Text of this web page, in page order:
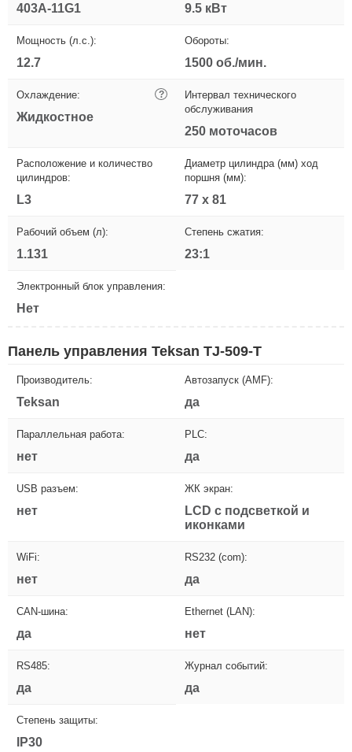
403A-11G1 9.5 кВт
Мощность (л.с.):
12.7
Обороты:
1500 об./мин.
Охлаждение: ?
Жидкостное
Интервал технического
обслуживания
250 моточасов
Расположение и количество
цилиндров:
L3
Диаметр цилиндра (мм) ход
поршня (мм):
77 х 81
Рабочий объем (л):
1.131
Степень сжатия:
23:1
Электронный блок управления:
Нет
Панель управления Teksan TJ-509-T
Производитель:
Teksan
Автозапуск (AMF):
да
Параллельная работа:
нет
PLC:
да
USB разъем:
нет
ЖК экран:
LCD с подсветкой и
иконками
WiFi:
нет
RS232 (com):
да
CAN-шина:
да
Ethernet (LAN):
нет
RS485:
да
Журнал событий:
да
Степень защиты:
IP30